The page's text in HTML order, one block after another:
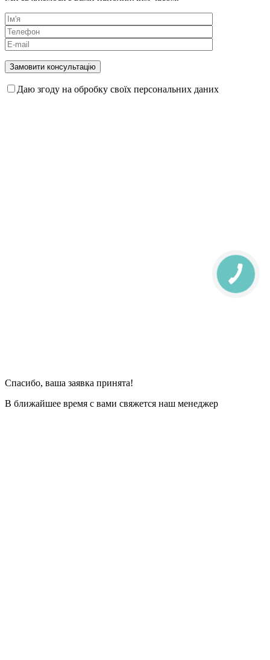
Даю згоду на обробку своїх персональних даних
Спасибо, ваша заявка принята!
В ближайшее время с вами свяжется наш менеджер